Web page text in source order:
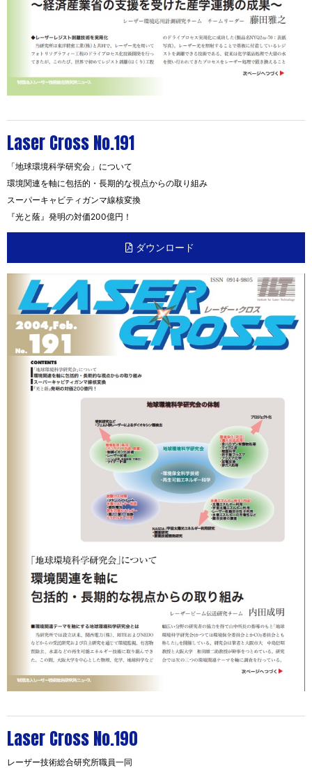
Laser Cross No.191
「地球環境科学研究会」について
環境関連を軸に包括的・長期的な視点からの取り組み
スーパーキャビティガンマ線核変換
『光と蔭』発明の対価200億円！
ダウンロード
Laser Cross No.190
レーザー技術総合研究所職員一同